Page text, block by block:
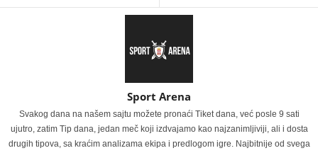
Sport Arena
Svakog dana na našem sajtu možete pronaći Tiket dana, već posle 9 sati
ujutro, zatim Tip dana, jedan meč koji izdvajamo kao najzanimljiviji, ali i dosta
drugih tipova, sa kraćim analizama ekipa i predlogom igre. Najbitnije od svega